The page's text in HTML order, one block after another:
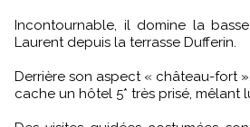
Incontournable, il domine la
Laurent depuis la terrasse Dufferin.
Derrière son aspect « château-fort
cache un hôtel 5* très prisé, mêlant